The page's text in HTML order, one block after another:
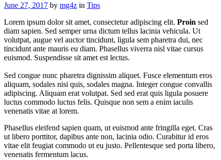
June 27, 2017 by mg4z in Tips
Lorem ipsum dolor sit amet, consectetur adipiscing elit. Proin sed
diam sapien. Sed semper urna dictum tellus lacinia vehicula. Ut
volutpat, augue vel auctor tincidunt, ligula sem pharetra dui, nec
tincidunt ante mauris eu diam. Phasellus viverra nisl vitae cursus
euismod. Suspendisse sit amet est lectus.
Sed congue nunc pharetra dignissim aliquet. Fusce elementum eros
aliquam, sodales nisi quis, sodales magna. Integer congue convallis
adipiscing. Aliquam erat volutpat. Sed sed erat quis ligula posuere
luctus commodo luctus felis. Quisque non sem a enim iaculis
venenatis vitae at lorem.
Phasellus eleifend sapien quam, ut euismod ante fringilla eget. Cras
ut libero porttitor, dapibus ante non, lacinia odio. Curabitur id eros
vitae elit feugiat commodo ut eu justo. Pellentesque sed porta libero,
venenatis fermentum lacus.